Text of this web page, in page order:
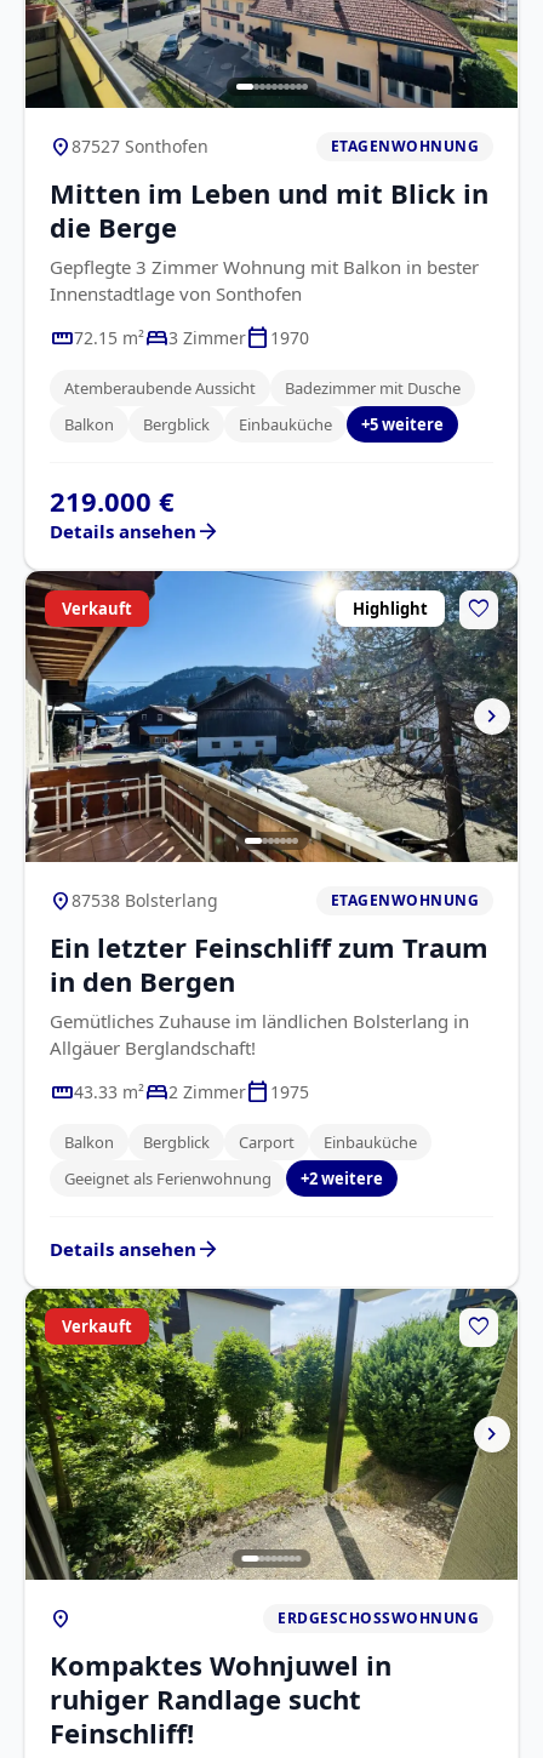
location_on87527 Sonthofen ETAGENWOHNUNG
Mitten im Leben und mit Blick in
die Berge
Gepflegte 3 Zimmer Wohnung mit Balkon in bester
Innenstadtlage von Sonthofen
straighten72.15 m²bed3 Zimmercalendar_today 1970
Atemberaubende Aussicht
Badezimmer mit Dusche
Balkon
Bergblick Einbauküche +5 weitere
219.000 €
Details ansehen arrow_forward
chevron_right
Verkauft favorite
Highlight
location_on87538 Bolsterlang ETAGENWOHNUNG
Ein letzter Feinschliff zum Traum
in den Bergen
Gemütliches Zuhause im ländlichen Bolsterlang in
Allgäuer Berglandschaft!
straighten43.33 m²bed2 Zimmercalendar_today 1975
Balkon Bergblick Carport
Einbauküche
Geeignet als Ferienwohnung
+2 weitere
Details ansehen arrow_forward
chevron_right
Verkauft favorite
location_on ERDGESCHOSSWOHNUNG
Kompaktes Wohnjuwel in
ruhiger Randlage sucht
Feinschliff!